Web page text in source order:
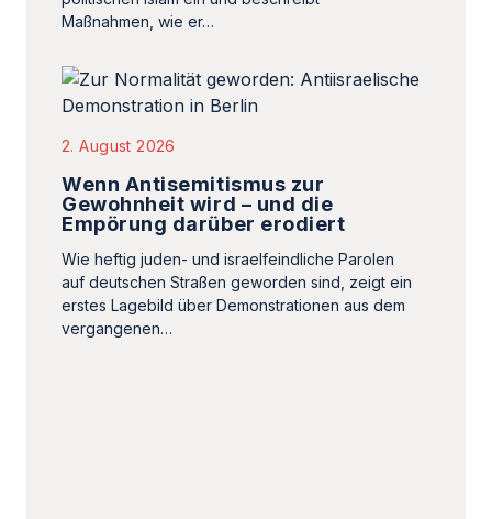
2. August 2026
Gewohnheit wird – und die
Empörung darüber erodiert
auf deutschen Straßen geworden sind, zeigt ein
vergangenen…